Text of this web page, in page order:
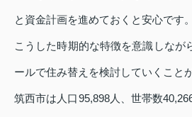
と資金計画を進めておくと安心です。
こうした時期的な特徴を意識しなが
ールで住み替えを検討していくこと
筑西市は人口95,898人、世帯数